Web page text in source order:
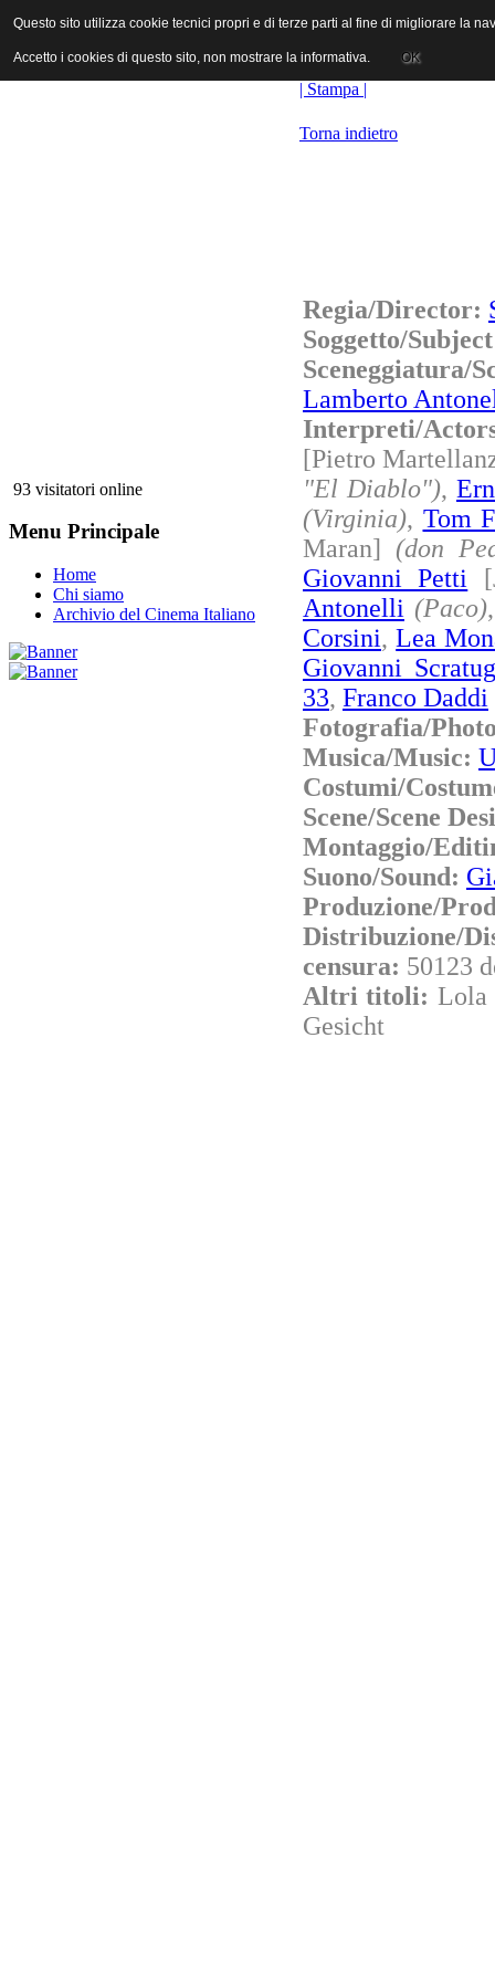
ANICA | Associazione Nazionale Industrie Cinematografiche
93 visitatori online
Menu Principale
Home
Chi siamo
Archivio del Cinema Italiano
| Stampa |
Torna indietro
Regia/Director:
Soggetto/
Sceneggiatura/
Lamberto
Interpreti/
[Pietro
"El Diablo"),
(Virginia), Tom
Maran] (don
Giovanni Petti
Antonelli (Paco)
Corsini,Lea
Giovanni
33, Franco Daddi
Fotografia/
Musica/Music:
Costumi/
Scene/Scene
Montaggio/
Suono/Sound:
Produzione/
Distribuzione/
censura: 50123
Altri titoli: Lola
Gesicht
Questo sito utilizza cookie tecnici propri e di terze parti al fine di migliorare la
Accetto i cookies di questo sito, non mostrare la informativa. OK
Questo sito utilizza cookie tecnici propri e di terze parti al fine di migliorare la
Accetto i cookies di questo sito, non mostrare la informativa. OK